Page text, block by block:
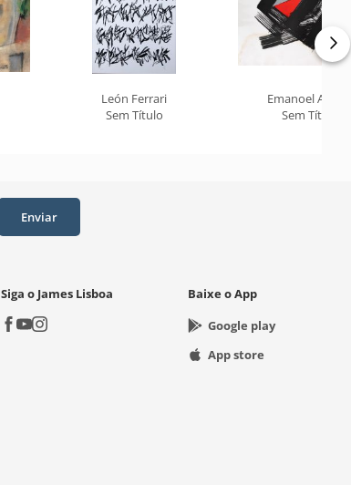
León Ferrari
Sem Título
Emanoel
Sem Título
Enviar
Siga o James Lisboa
Baixe o App
Google play
App store